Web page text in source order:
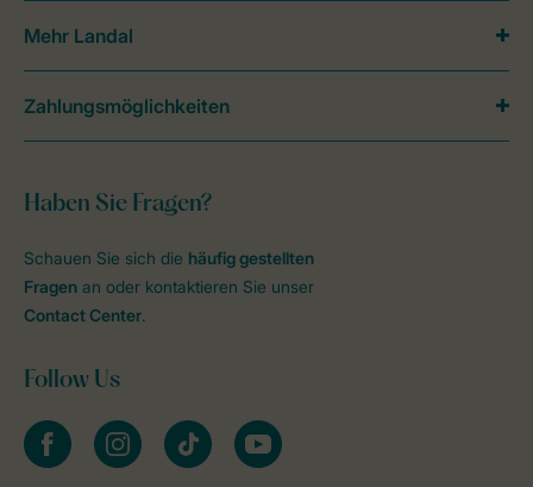
Haben Sie Fragen?
Schauen Sie sich die häufig gestellten
Fragen an oder kontaktieren Sie unser
Contact Center.
Follow Us
facebookinstagramtiktok youtube
Mehr Landal
Zahlungsmöglichkeiten